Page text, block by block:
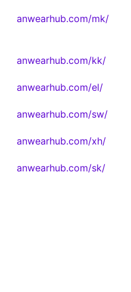
anwearhub.com/mk/
anwearhub.com/kk/
anwearhub.com/el/
anwearhub.com/sw/
anwearhub.com/xh/
anwearhub.com/sk/